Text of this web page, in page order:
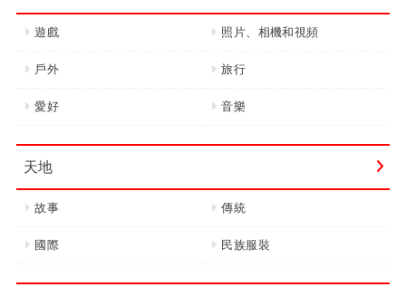
遊戲 照片、相機和視頻
戶外 旅行
愛好 音樂
天地
故事 傳統
國際 民族服裝